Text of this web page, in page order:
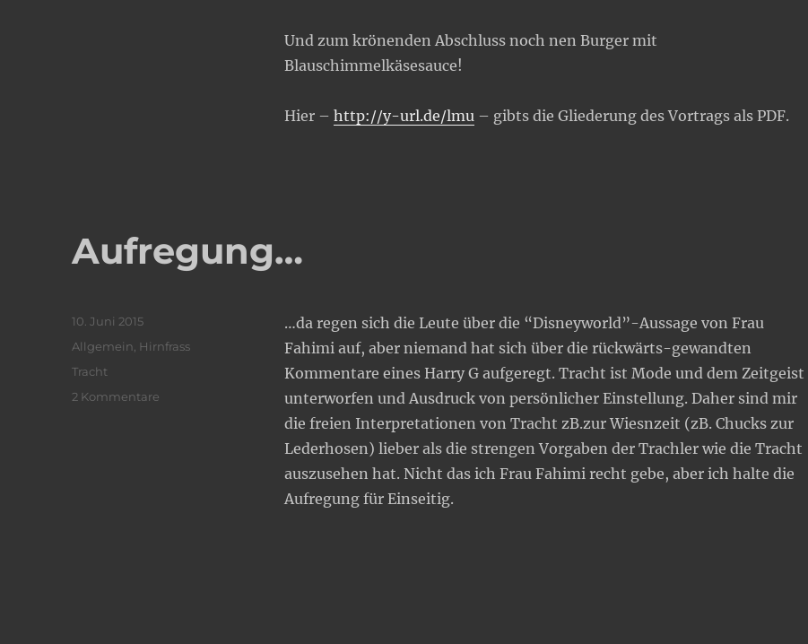
Und zum krönenden Abschluss noch nen Burger mit
Blauschimmelkäsesauce!
Hier – http://y-url.de/lmu – gibts die Gliederung des Vortrags als PDF.
Aufregung…
…da regen sich die Leute über die “Disneyworld”-Aussage von Frau
Fahimi auf, aber niemand hat sich über die rückwärts-gewandten
Kommentare eines Harry G aufgeregt. Tracht ist Mode und dem Zeitgeist
unterworfen und Ausdruck von persönlicher Einstellung. Daher sind mir
die freien Interpretationen von Tracht zB.zur Wiesnzeit (zB. Chucks zur
Lederhosen) lieber als die strengen Vorgaben der Trachler wie die Tracht
auszusehen hat. Nicht das ich Frau Fahimi recht gebe, aber ich halte die
Aufregung für Einseitig.
Veröffentlicht
10. Juni 2015
Kategorien
Allgemein Hirnfrass
Schlagwörter
Tracht
2 Kommentare